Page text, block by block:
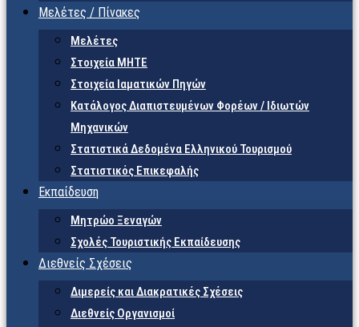
Μελέτες / Πίνακες
Μελέτες
Στοιχεία ΜΗΤΕ
Στοιχεία Ιαματικών Πηγών
Κατάλογος Διαπιστευμένων Φορέων / Ιδιωτών
Μηχανικών
Στατιστικά Δεδομένα Ελληνικού Τουρισμού
Στατιστικός Επικεφαλής
Εκπαίδευση
Μητρώο Ξεναγών
Σχολές Τουριστικής Εκπαίδευσης
Διεθνείς Σχέσεις
Διμερείς και Διακρατικές Σχέσεις
Διεθνείς Οργανισμοί